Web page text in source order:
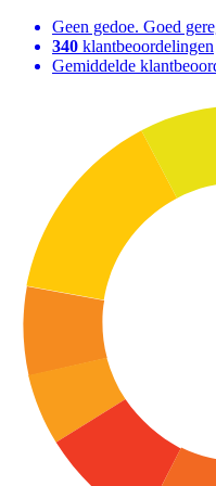
Geen gedoe. Goed
340 klantbeoordelingen
Gemiddelde